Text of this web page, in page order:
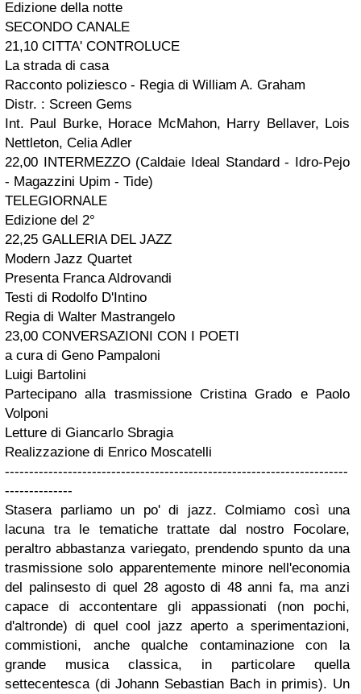
Edizione della notte
SECONDO CANALE
21,10 CITTA' CONTROLUCE
La strada di casa
Racconto poliziesco - Regia di William A. Graham
Distr. : Screen Gems
Int. Paul Burke, Horace McMahon, Harry Bellaver, Lois
Nettleton, Celia Adler
22,00 INTERMEZZO (Caldaie Ideal Standard - Idro-Pejo
- Magazzini Upim - Tide)
TELEGIORNALE
Edizione del 2°
22,25 GALLERIA DEL JAZZ
Modern Jazz Quartet
Presenta Franca Aldrovandi
Testi di Rodolfo D'Intino
Regia di Walter Mastrangelo
23,00 CONVERSAZIONI CON I POETI
a cura di Geno Pampaloni
Luigi Bartolini
Partecipano alla trasmissione Cristina Grado e Paolo
Volponi
Letture di Giancarlo Sbragia
Realizzazione di Enrico Moscatelli
-----------------------------------------------------------------------
--------------
Stasera parliamo un po' di jazz. Colmiamo così una
lacuna tra le tematiche trattate dal nostro Focolare,
peraltro abbastanza variegato, prendendo spunto da una
trasmissione solo apparentemente minorenell'economia
del palinsesto di quel 28 agosto di 48 anni fa, ma anzi
capace di accontentare gli appassionati (non pochi,
d'altronde) di quel cool jazz aperto a sperimentazioni,
commistioni, anche qualche contaminazione con la
grande musica classica, in particolare quella
settecentesca (di Johann Sebastian Bach in primis). Un